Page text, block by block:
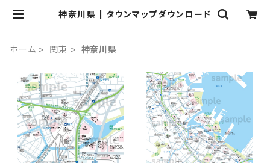
神奈川県 | タウンマップダウンロード
ホーム 関東 神奈川県